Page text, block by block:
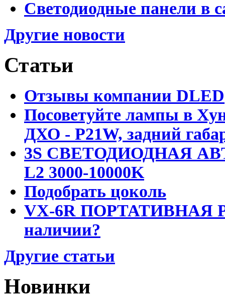
Светодиодные панели в
Другие новости
Статьи
Отзывы компании DLED
Посоветуйте лампы в
ДХО - P21W, задний
3S СВЕТОДИОДНАЯ
L2 3000-10000K
Подобрать цоколь
VX-6R ПОРТАТИВНАЯ
наличии?
Другие статьи
Новинки